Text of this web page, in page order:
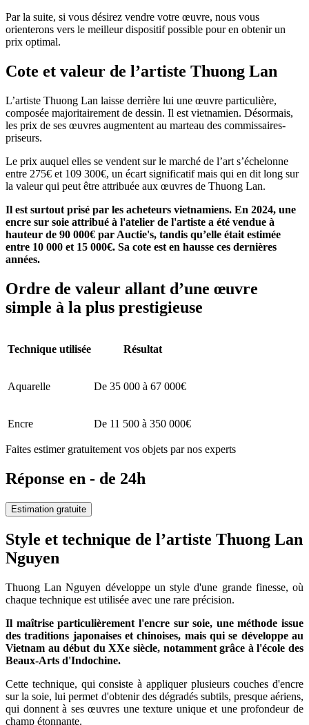
Par la suite, si vous désirez vendre votre œuvre, nous vous
orienterons vers le meilleur dispositif possible pour en obtenir un
prix optimal.
Cote et valeur de l’artiste Thuong Lan
L’artiste Thuong Lan laisse derrière lui une œuvre particulière,
composée majoritairement de dessin. Il est vietnamien. Désormais,
les prix de ses œuvres augmentent au marteau des commissaires-
priseurs.
Le prix auquel elles se vendent sur le marché de l’art s’échelonne
entre 275€ et 109 300€, un écart significatif mais qui en dit long sur
la valeur qui peut être attribuée aux œuvres de Thuong Lan.
Il est surtout prisé par les acheteurs vietnamiens. En 2024, une
encre sur soie attribué à l'atelier de l'artiste a été vendue à
hauteur de 90 000€ par Auctie's, tandis qu’elle était estimée
entre 10 000 et 15 000€. Sa cote est en hausse ces dernières
années.
Ordre de valeur allant d’une œuvre
simple à la plus prestigieuse
Technique utilisée Résultat
Aquarelle De 35 000 à 67 000€
Encre De 11 500 à 350 000€
Faites estimer gratuitement vos objets par nos experts
Réponse en - de 24h
Estimation gratuite
Style et technique de l’artiste Thuong Lan
Nguyen
Thuong Lan Nguyen développe un style d'une grande finesse, où
chaque technique est utilisée avec une rare précision.
Il maîtrise particulièrement l'encre sur soie, une méthode issue
des traditions japonaises et chinoises, mais qui se développe au
Vietnam au début du XXe siècle, notamment grâce à l'école des
Beaux-Arts d'Indochine.
Cette technique, qui consiste à appliquer plusieurs couches d'encre
sur la soie, lui permet d'obtenir des dégradés subtils, presque aériens,
qui donnent à ses œuvres une texture unique et une profondeur de
champ étonnante.